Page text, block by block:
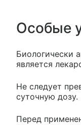
Особые
Биологически
является
Не следует
суточную дозу.
Перед